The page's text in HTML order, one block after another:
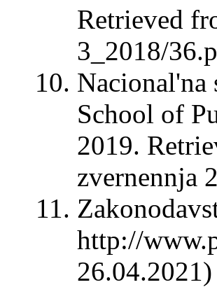
Retrieved
3_2018/
School of
2019.
zvernennja
http://